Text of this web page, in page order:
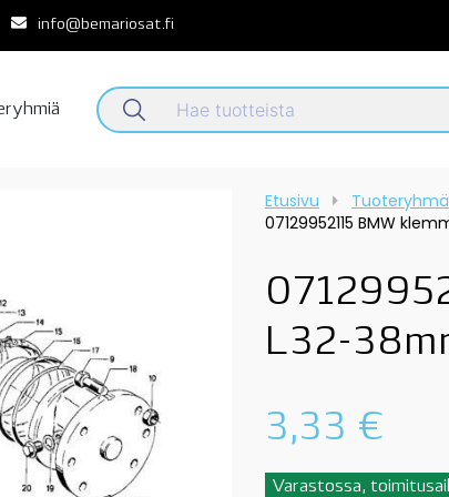
info@bemariosat.fi
Etusivu
07129952115 BMW
L32-
3,33 €
Varastossa,